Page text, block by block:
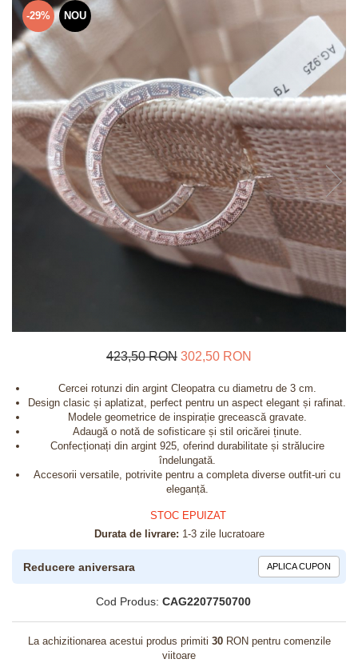
Bijuterii pentru barbati
Inele
Lanturi
Bratari
Talismane
Verighete
Bijuterii din argint placate cu aur
24K
-29% NOU
423,50 RON 302,50 RON
Cercei rotunzi din argint Cleopatra cu diametru de 3 cm.
Design clasic și aplatizat, perfect pentru un aspect elegant și rafinat.
Modele geometrice de inspirație grecească gravate.
Adaugă o notă de sofisticare și stil oricărei ținute.
Confecționați din argint 925, oferind durabilitate și strălucire
îndelungată.
Accesorii versatile, potrivite pentru a completa diverse outfit-uri cu
eleganță.
STOC EPUIZAT
Durata de livrare: 1-3 zile lucratoare
Reducere aniversara APLICA CUPON
Cod Produs: CAG2207750700
La achizitionarea acestui produs primiti 30RON pentru comenzile
viitoare